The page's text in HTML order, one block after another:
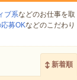
ブ系などのお仕事を取
募OKなどのこだわり
新着順